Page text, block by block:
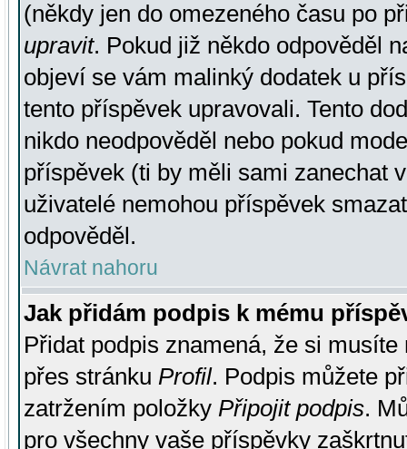
(někdy jen do omezeného času po
upravit. Pokud již někdo odpověděl
objeví se vám malinký dodatek u
tento příspěvek upravovali. Tento
nikdo neodpověděl nebo pokud
příspěvek (ti by měli sami zanechat
uživatelé nemohou příspěvek
odpověděl.
Návrat nahoru
Jak přidám podpis k mému
Přidat podpis znamená, že si
přes stránku Profil. Podpis můžete
zatržením položky Připojit podpis.
pro všechny vaše příspěvky